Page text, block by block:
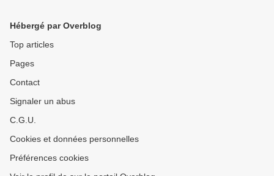
Hébergé par Overblog
Top articles
Pages
Contact
Signaler un abus
C.G.U.
Cookies et données personnelles
Préférences cookies